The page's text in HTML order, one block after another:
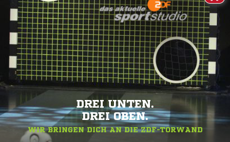
DREI UNTEN.
DREI OBEN.
WIR BRINGEN DICH AN DIE ZDF-TORWAND